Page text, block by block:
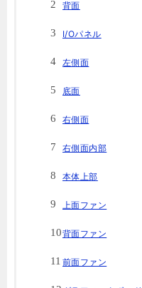
背面
I/Oパネル
左側面
底面
右側面
右側面内部
本体上部
上面ファン
背面ファン
前面ファン